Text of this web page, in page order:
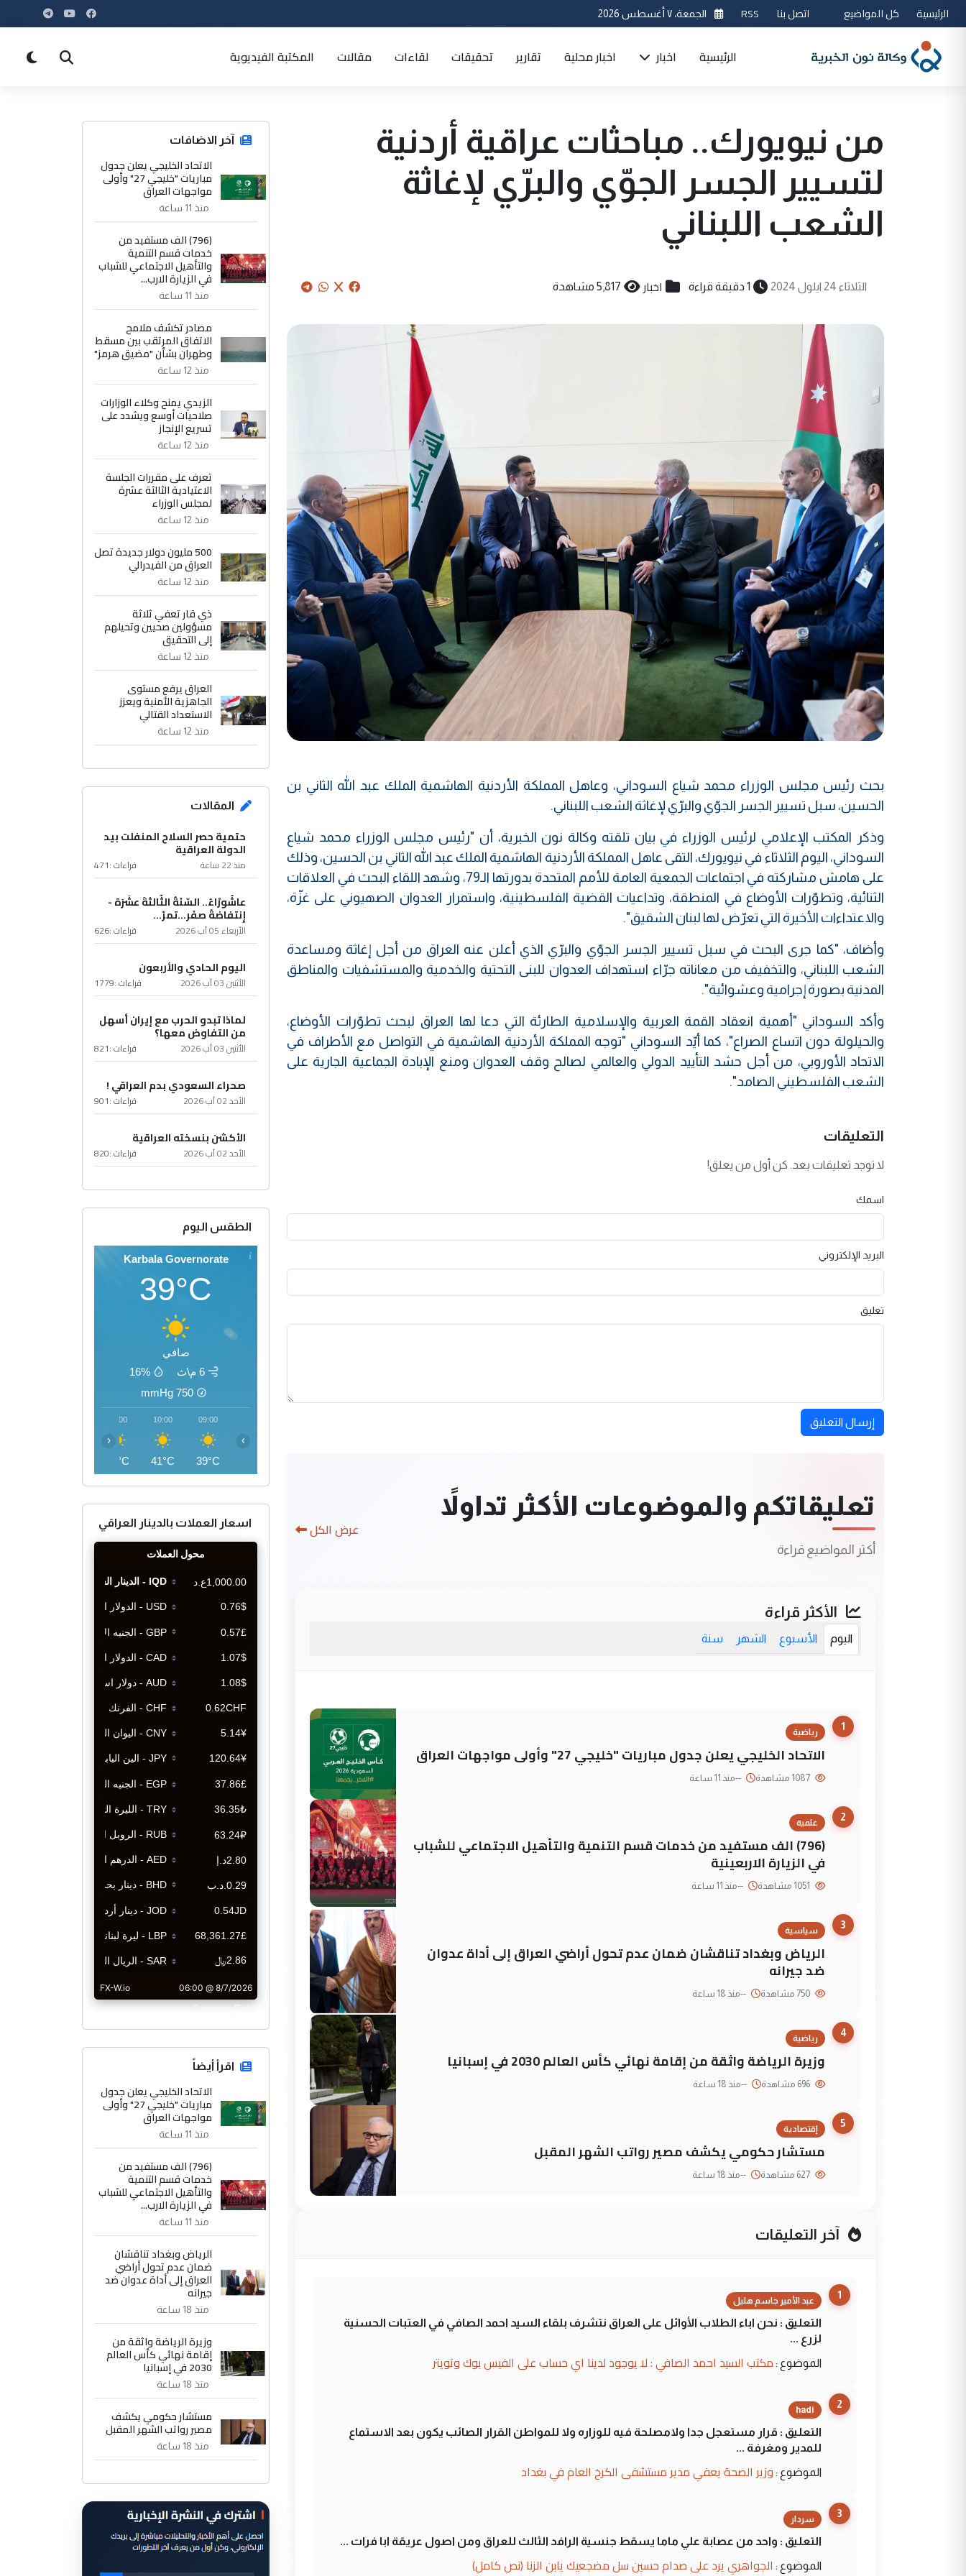
الرئيسية كل المواضيع اتصل بنا RSS الجمعة، ٧ أغسطس 2026
الرئيسية اخبار اخبار محلية تقارير تحقيقات لقاءات مقالات المكتبة الفيديوية
من نيويورك.. مباحثات عراقية أردنية
لتسيير الجسر الجوّي والبرّي لإغاثة
الشعب اللبناني
الثلاثاء 24 ايلول 2024 1 دقيقة قراءة اخبار 5,817 مشاهدة
بحث رئيس مجلس الوزراء محمد شياع السوداني، وعاهل المملكة الأردنية الهاشمية الملك عبد الله الثاني بن
الحسين، سبل تسيير الجسر الجوّي والبرّي لإغاثة الشعب اللبناني.
وذكر المكتب الإعلامي لرئيس الوزراء في بيان تلقته وكالة نون الخبرية، أن "رئيس مجلس الوزراء محمد شياع
السوداني، اليوم الثلاثاء في نيويورك، التقى عاهل المملكة الأردنية الهاشمية الملك عبد الله الثاني بن الحسين، وذلك
على هامش مشاركته في اجتماعات الجمعية العامة للأمم المتحدة بدورتها الـ79، وشهد اللقاء البحث في العلاقات
الثنائية، وتطوّرات الأوضاع في المنطقة، وتداعيات القضية الفلسطينية، واستمرار العدوان الصهيوني على غزّة،
والاعتداءات الأخيرة التي تعرّض لها لبنان الشقيق".
وأضاف، "كما جرى البحث في سبل تسيير الجسر الجوّي والبرّي الذي أعلن عنه العراق من أجل إغاثة ومساعدة
الشعب اللبناني، والتخفيف من معاناته جرّاء استهداف العدوان للبنى التحتية والخدمية والمستشفيات والمناطق
المدنية بصورة إجرامية وعشوائية".
وأكد السوداني "أهمية انعقاد القمة العربية والإسلامية الطارئة التي دعا لها العراق لبحث تطوّرات الأوضاع،
والحيلولة دون اتساع الصراع"، كما أيّد السوداني "توجه المملكة الأردنية الهاشمية في التواصل مع الأطراف في
الاتحاد الأوروبي، من أجل حشد التأييد الدولي والعالمي لصالح وقف العدوان ومنع الإبادة الجماعية الجارية على
الشعب الفلسطيني الصامد".
التعليقات
لا توجد تعليقات بعد. كن أول من يعلق!
اسمك
البريد الإلكتروني
تعليق
إرسال التعليق
تعليقاتكم والموضوعات الأكثر تداولاً
أكثر المواضيع قراءة
عرض الكل
الأكثر قراءة
اليوم الأسبوع الشهر سنة
1
رياضية
الاتحاد الخليجي يعلن جدول مباريات "خليجي 27" وأولى مواجهات العراق
--منذ 11 ساعة
2
علمية
(796) الف مستفيد من خدمات قسم التنمية والتأهيل الاجتماعي للشباب
في الزيارة الاربعينية
--منذ 11 ساعة
3
سياسية
الرياض وبغداد تناقشان ضمان عدم تحول أراضي العراق إلى أداة عدوان
ضد جيرانه
--منذ 18 ساعة
4
رياضية
وزيرة الرياضة واثقة من إقامة نهائي كأس العالم 2030 في إسبانيا
--منذ 18 ساعة
5
إقتصادية
مستشار حكومي يكشف مصير رواتب الشهر المقبل
--منذ 18 ساعة
آخر التعليقات
1
عبد الأمير جاسم هليل
التعليق : نحن اباء الطلاب الأوائل على العراق نتشرف بلقاء السيد احمد الصافي في العتبات الحسنية
لزرع ...
الموضوع : مكتب السيد احمد الصافي : لا يوجود لدينا اي حساب على الفيس بوك وتويتر
2
hadi
التعليق : قرار مستعجل جدا ولامصلحة فيه للوزاره ولا للمواطن القرار الصائب يكون بعد الاستماع
للمدير ومغرفة ...
الموضوع : وزير الصحة يعفي مدير مستشفى الكرخ العام في بغداد
3
سردار
التعليق : واحد من عصابة علي ماما يسقط جنسية الرافد الثالث للعراق ومن اصول عريقة ابا فرات ...
الموضوع : الجواهري يرد على صدام حسين سل مضجعيك يابن الزنا (نص كامل)
آخر الاضافات
الاتحاد الخليجي يعلن جدول
مباريات "خليجي 27" وأولى
مواجهات العراق
منذ 11 ساعة
(796) الف مستفيد من
خدمات قسم التنمية
والتأهيل الاجتماعي للشباب
في الزيارة الارب...
منذ 11 ساعة
مصادر تكشف ملامح
الاتفاق المرتقب بين مسقط
وطهران بشأن "مضيق هرمز"
منذ 12 ساعة
الزيدي يمنح وكلاء الوزارات
صلاحيات أوسع ويشدد على
تسريع الإنجاز
منذ 12 ساعة
تعرف على مقررات الجلسة
الاعتيادية الثالثة عشرة
لمجلس الوزراء
منذ 12 ساعة
500 مليون دولار جديدة تصل
العراق من الفيدرالي
منذ 12 ساعة
ذي قار تعفي ثلاثة
مسؤولين صحيين وتحيلهم
إلى التحقيق
منذ 12 ساعة
العراق يرفع مستوى
الجاهزية الأمنية ويعزز
الاستعداد القتالي
منذ 12 ساعة
المقالات
حتمية حصر السلاح المنفلت بيد
الدولة العراقية
منذ 22 ساعة قراءات :471
عاشُورْاءُ.. السّنَةُ الثّالثةَ عشَرَة -
إِنتفاضةُ صفَر…تمرّ...
الأربعاء 05 آب 2026 قراءات :626
اليوم الحادي والأربعون
الأثنين 03 آب 2026 قراءات :1779
لماذا تبدو الحرب مع إيران أسهل
من التفاوض معها؟
الأثنين 03 آب 2026 قراءات :821
صحراء السعودي بدم العراقي !
الأحد 02 آب 2026 قراءات :901
الأكشن بنسخته العراقية
الأحد 02 آب 2026 قراءات :820
الطقس اليوم
Karbala Governorate
39°C
صافي
6 م\ث
16%
750
mmHg
09:00
39°C
10:00
41°C
11:00
43°C
‹ ›
اسعار العملات بالدينار العراقي
CurrencyRate
اقرأ أيضاً
الاتحاد الخليجي يعلن جدول
مباريات "خليجي 27" وأولى
مواجهات العراق
منذ 11 ساعة
(796) الف مستفيد من
خدمات قسم التنمية
والتأهيل الاجتماعي للشباب
في الزيارة الارب...
منذ 11 ساعة
الرياض وبغداد تناقشان
ضمان عدم تحول أراضي
العراق إلى أداة عدوان ضد
جيرانه
منذ 18 ساعة
وزيرة الرياضة واثقة من
إقامة نهائي كأس العالم
2030 في إسبانيا
منذ 18 ساعة
مستشار حكومي يكشف
مصير رواتب الشهر المقبل
منذ 18 ساعة